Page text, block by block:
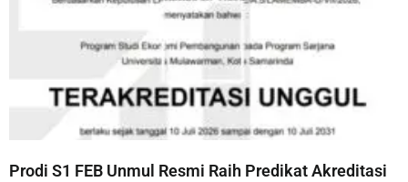
Prodi S1 FEB Unmul Resmi Raih Predikat Akreditasi